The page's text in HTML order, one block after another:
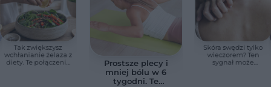
Tak zwiększysz
wchłanianie żelaza z
diety. Te połączenia
Prostsze plecy i
mniej bólu w 6
tygodni. Te
Skóra swędzi tylko
wieczorem? Ten
sygnał może